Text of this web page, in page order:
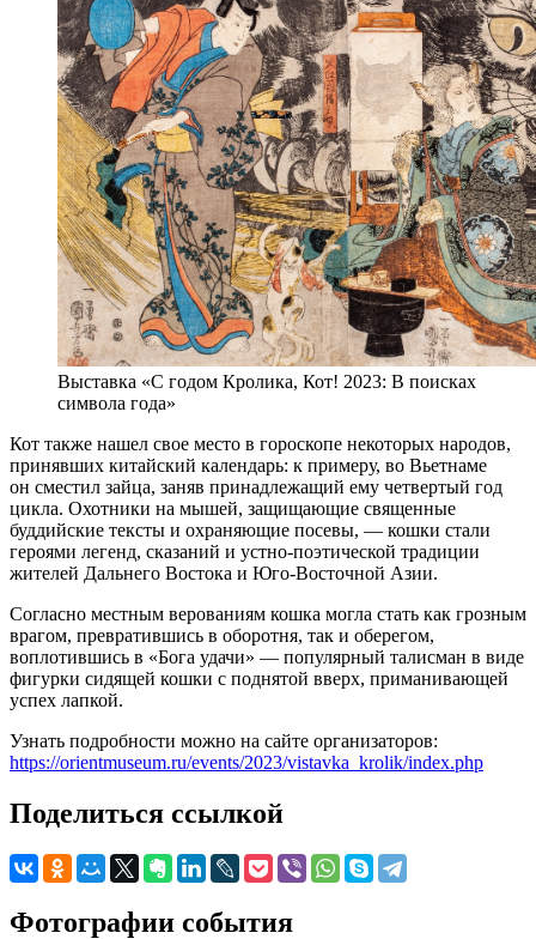
Выставка «С годом Кролика, Кот! 2023: В поисках
символа года»
Кот также нашел свое место в гороскопе некоторых народов,
принявших китайский календарь: к примеру, во Вьетнаме
он сместил зайца, заняв принадлежащий ему четвертый год
цикла. Охотники на мышей, защищающие священные
буддийские тексты и охраняющие посевы, — кошки стали
героями легенд, сказаний и устно-поэтической традиции
жителей Дальнего Востока и Юго-Восточной Азии.
Согласно местным верованиям кошка могла стать как грозным
врагом, превратившись в оборотня, так и оберегом,
воплотившись в «Бога удачи» — популярный талисман в виде
фигурки сидящей кошки с поднятой вверх, приманивающей
успех лапкой.
Узнать подробности можно на сайте организаторов:
https://orientmuseum.ru/events/2023/vistavka_krolik/index.php
Поделиться ссылкой
Фотографии события